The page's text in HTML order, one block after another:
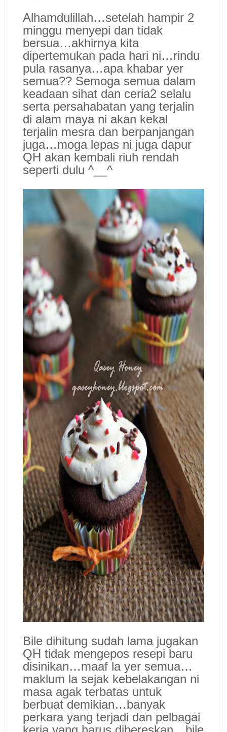
Alhamdulillah…setelah hampir 2
minggu menyepi dan tidak
bersua…akhirnya kita
dipertemukan pada hari ni…rindu
pula rasanya…apa khabar yer
semua?? Semoga semua dalam
keadaan sihat dan ceria2 selalu
serta persahabatan yang terjalin
di alam maya ni akan kekal
terjalin mesra dan berpanjangan
juga…moga lepas ni juga dapur
QH akan kembali riuh rendah
seperti dulu ^__^
Bile dihitung sudah lama jugakan
QH tidak mengepos resepi baru
disinikan…maaf la yer semua…
maklum la sejak kebelakangan ni
masa agak terbatas untuk
berbuat demikian…banyak
perkara yang terjadi dan pelbagai